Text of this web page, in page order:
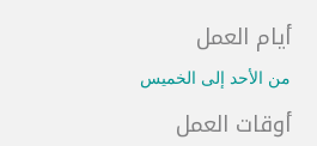
أيام العمل
من الأحد إلى الخميس
أوقات العمل